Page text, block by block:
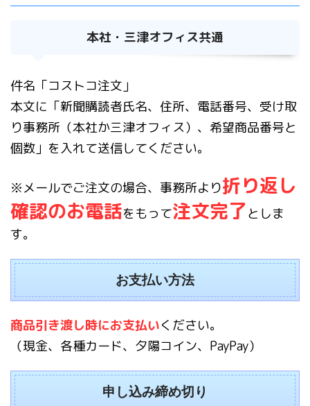
本社・三津オフィス共通
件名「コストコ注文」
本文に「新聞購読者氏名、住所、電話番号、受け取
り事務所（本社か三津オフィス）、希望商品番号と
個数」を入れて送信してください。
※メールでご注文の場合、事務所より折り返し
確認のお電話をもって注文完了としま
す。
お支払い方法
商品引き渡し時にお支払いください。
（現金、各種カード、夕陽コイン、PayPay）
申し込み締め切り